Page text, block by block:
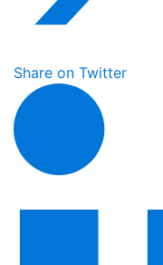
Share on Twitter